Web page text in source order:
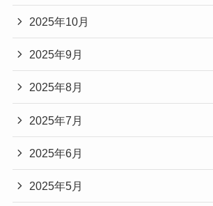
2025年10月
2025年9月
2025年8月
2025年7月
2025年6月
2025年5月